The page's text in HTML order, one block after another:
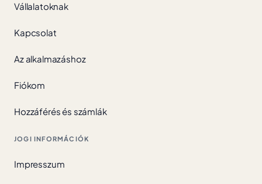
Vállalatoknak
Kapcsolat
Az alkalmazáshoz
Fiókom
Hozzáférés és számlák
JOGI INFORMÁCIÓK
Impresszum